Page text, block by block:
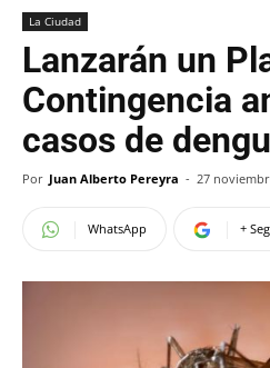
La Ciudad
Lanzarán un
Contingencia
casos de
Por Juan Alberto Pereyra - 27
WhatsApp +